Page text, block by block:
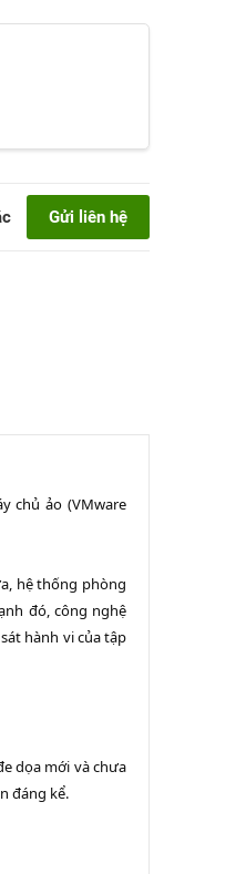
Gửi liên hệ
chủ ảo (VMware
hệ thống phòng
đó, công nghệ
hành vi của tập
dọa mới và chưa
đáng kể.